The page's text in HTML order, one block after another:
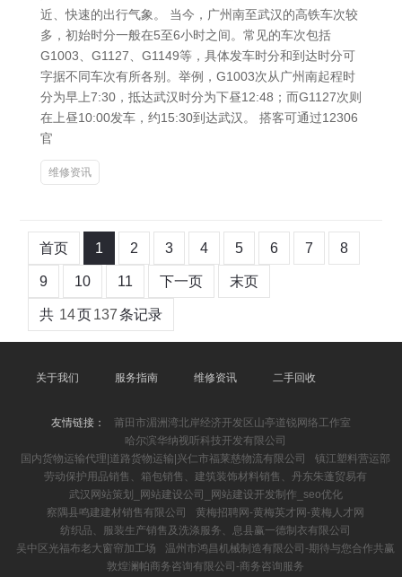
近、快速的出行气象。 当今，广州南至武汉的高铁车次较
多，初始时分一般在5至6小时之间。常见的车次包括
G1003、G1127、G1149等，具体发车时分和到达时分可
字据不同车次有所各别。举例，G1003次从广州南起程时
分为早上7:30，抵达武汉时分为下昼12:48；而G1127次则
在上昼10:00发车，约15:30到达武汉。 搭客可通过12306
官
维修资讯
首页 1 2 3 4 5 6 7 8
9 10 11 下一页 末页
共 14页137条记录
关于我们 服务指南 维修资讯 二手回收
友情链接：
莆田市湄洲湾北岸经济开发区山亭道锐网络工作室
哈尔滨华纳视听科技开发有限公司
国内货物运输代理|道路货物运输|兴仁市福莱慈物流有限公司
镇江塑料营运部
劳动保护用品销售、箱包销售、建筑装饰材料销售、丹东朱蓬贸易有
武汉网站策划_网站建设公司_网站建设开发制作_seo优化
察隅县鸣建建材销售有限公司
黄梅招聘网-黄梅英才网-黄梅人才网
纺织品、服装生产销售及洗涤服务、息县赢一德制衣有限公司
吴中区光福布老大窗帘加工场
温州市鸿昌机械制造有限公司-期待与您合作共赢
敦煌澜帕商务咨询有限公司-商务咨询服务